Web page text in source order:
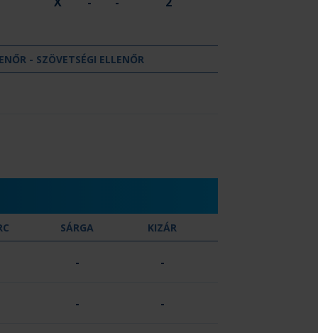
- SZÖVETSÉGI ELLENŐR
SÁRGA KIZÁR
- -
- -